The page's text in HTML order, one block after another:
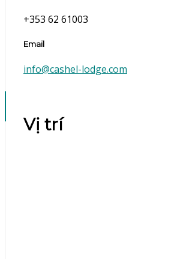
+353 62 61003
Email
info@cashel-lodge.com
Vị trí